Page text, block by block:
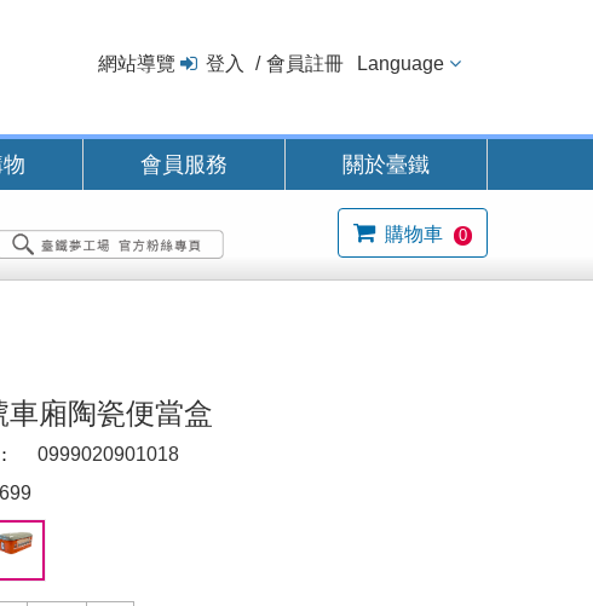
網站導覽 登入 會員註冊 Language
會員服務 關於臺鐵
購物車 0
車廂陶瓷便當盒
0999020901018
699